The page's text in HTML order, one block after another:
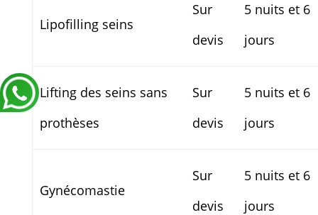
Lipofilling seins
Sur
devis
5 nuits et 6
jours
Lifting des seins sans
prothèses
Sur
devis
5 nuits et 6
jours
Gynécomastie
Sur
devis
5 nuits et 6
jours